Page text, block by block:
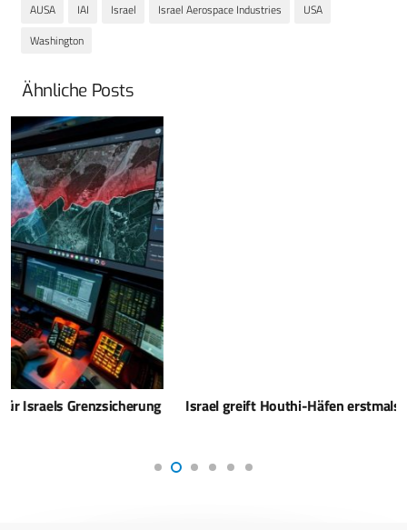
AUSA IAI Israel Israel Aerospace Industries
USA
Washington
Ähnliche Posts
Israel greift Houthi-Häfen erstmals mit Marine an